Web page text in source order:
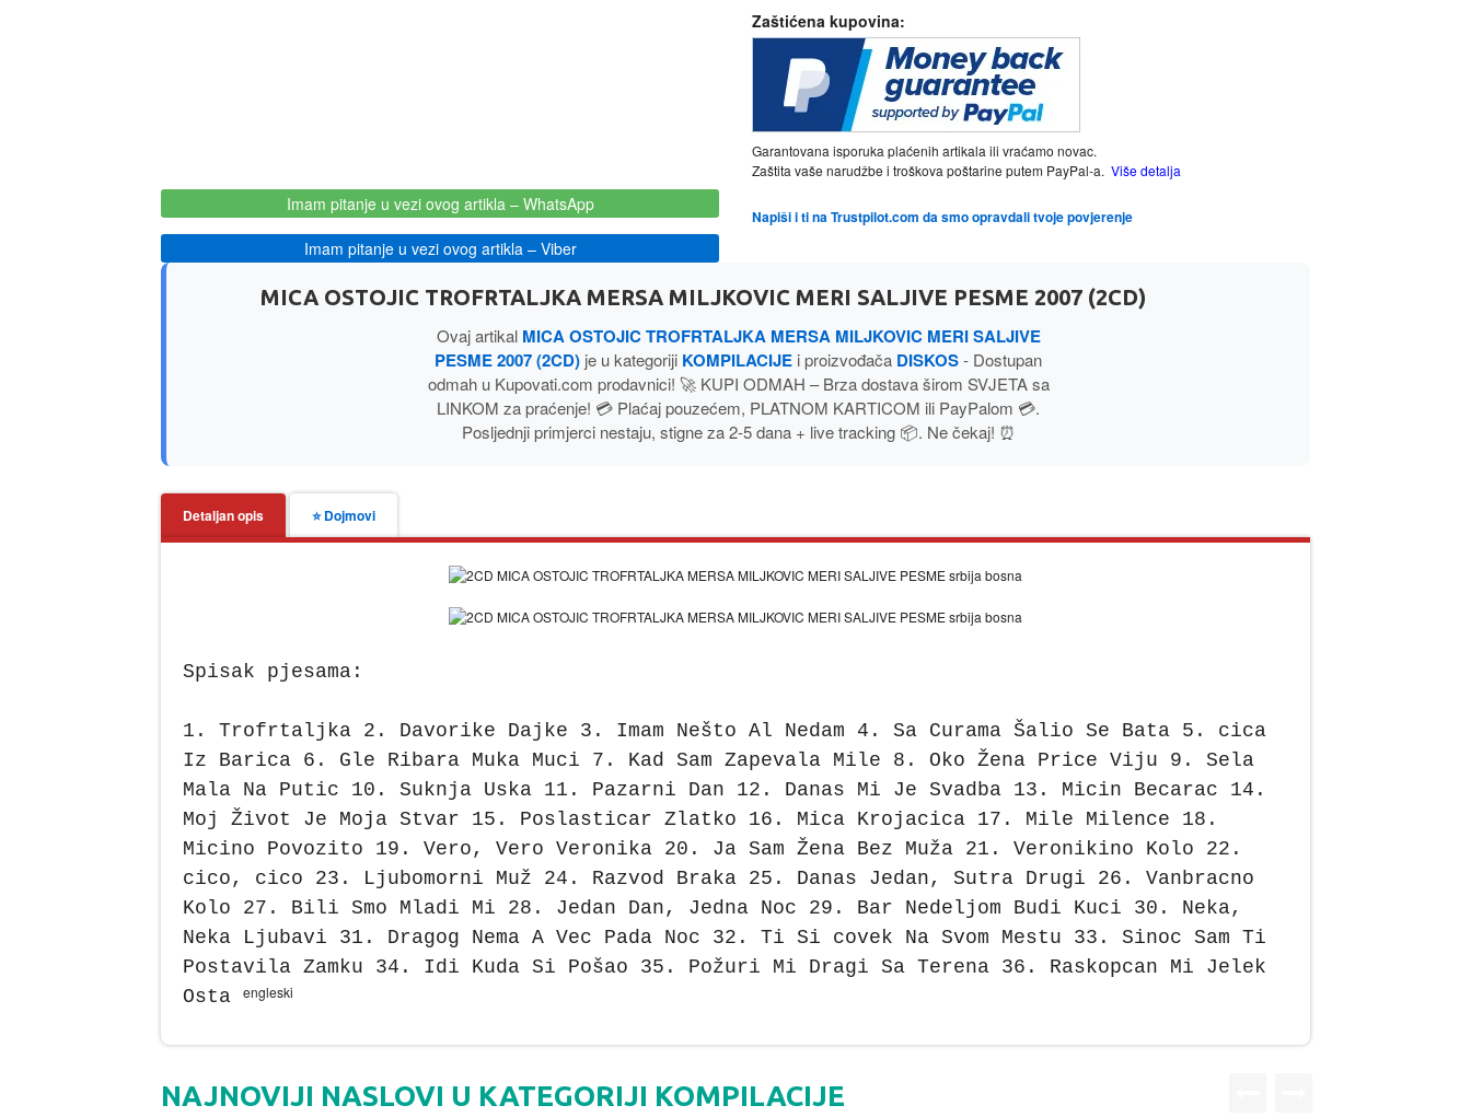
Imam pitanje u vezi ovog artikla – WhatsApp
Imam pitanje u vezi ovog artikla – Viber
Zaštićena kupovina:
Garantovana isporuka plaćenih artikala ili vraćamo novac.
Zaštita vaše narudžbe i troškova poštarine putem PayPal-a. Više detalja
Napiši i ti na Trustpilot.com da smo opravdali tvoje povjerenje
MICA OSTOJIC TROFRTALJKA MERSA MILJKOVIC MERI SALJIVE PESME 2007 (2CD)
Ovaj artikal MICA OSTOJIC TROFRTALJKA MERSA MILJKOVIC MERI SALJIVE
PESME 2007 (2CD) je u kategoriji KOMPILACIJE i proizvođača DISKOS- Dostupan
odmah u Kupovati.com prodavnici! 🚀 KUPI ODMAH – Brza dostava širom SVJETA sa
LINKOM za praćenje! 💳 Plaćaj pouzećem, PLATNOM KARTICOM ili PayPalom 💳.
Posljednji primjerci nestaju, stigne za 2-5 dana + live tracking 📦. Ne čekaj! ⏰
Detaljan opis ⭐ Dojmovi
Spisak pjesama:
1. Trofrtaljka 2. Davorike Dajke 3. Imam Nešto Al Nedam 4. Sa Curama Šalio Se Bata 5. cica
Iz Barica 6. Gle Ribara Muka Muci 7. Kad Sam Zapevala Mile 8. Oko Žena Price Viju 9. Sela
Mala Na Putic 10. Suknja Uska 11. Pazarni Dan 12. Danas Mi Je Svadba 13. Micin Becarac 14.
Moj Život Je Moja Stvar 15. Poslasticar Zlatko 16. Mica Krojacica 17. Mile Milence 18.
Micino Povozito 19. Vero, Vero Veronika 20. Ja Sam Žena Bez Muža 21. Veronikino Kolo 22.
cico, cico 23. Ljubomorni Muž 24. Razvod Braka 25. Danas Jedan, Sutra Drugi 26. Vanbracno
Kolo 27. Bili Smo Mladi Mi 28. Jedan Dan, Jedna Noc 29. Bar Nedeljom Budi Kuci 30. Neka,
Neka Ljubavi 31. Dragog Nema A Vec Pada Noc 32. Ti Si covek Na Svom Mestu 33. Sinoc Sam Ti
Postavila Zamku 34. Idi Kuda Si Pošao 35. Požuri Mi Dragi Sa Terena 36. Raskopcan Mi Jelek
Osta engleski
NAJNOVIJI NASLOVI U KATEGORIJI KOMPILACIJE